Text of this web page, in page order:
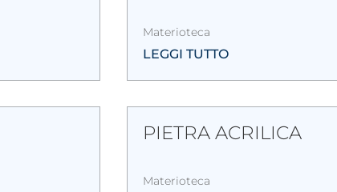
Materioteca
LEGGI TUTTO
PIETRA ACRILICA
Materioteca